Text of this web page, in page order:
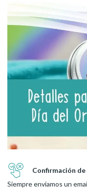
Confirmación
Siempre enviamos un